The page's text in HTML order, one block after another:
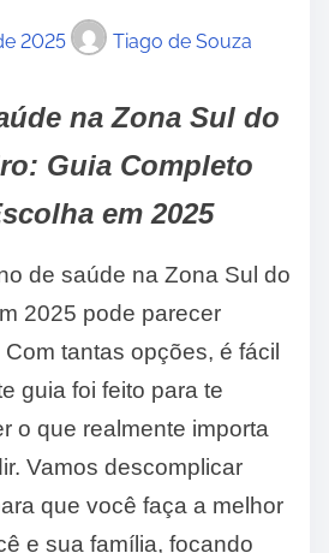
2025 Tiago de Souza
na Zona Sul do
Guia Completo
em 2025
de saúde na Zona Sul do
2025 pode parecer
tantas opções, é fácil
guia foi feito para te
o que realmente importa
Vamos descomplicar
que você faça a melhor
e sua família, focando